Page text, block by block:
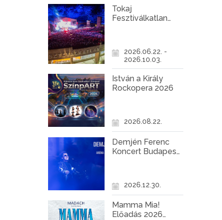
Tokaj
Fesztiválkatlan
2026.06.22. -
2026.10.03.
István a Király
Rockopera 2026
2026.08.22.
Demjén Ferenc
Koncert Budapest
2026.12.30.
Mamma Mia!
Előadás 2026